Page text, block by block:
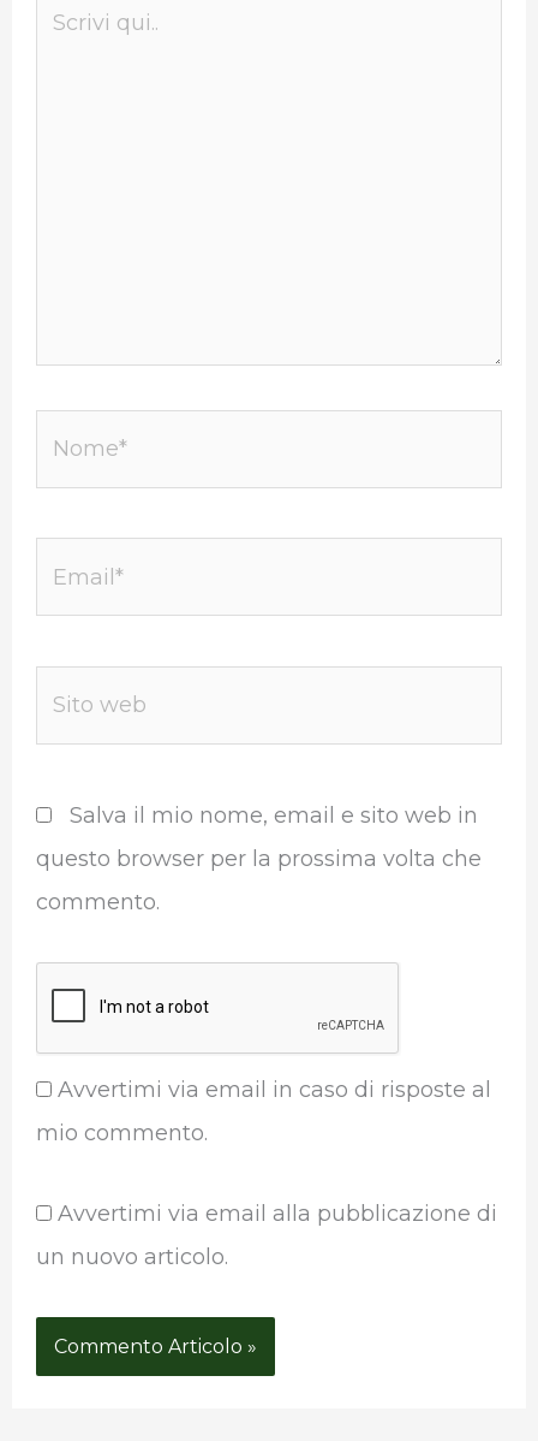
Salva il mio nome, email e sito web in
questo browser per la prossima volta che
commento.
Avvertimi via email in caso di risposte al
mio commento.
Avvertimi via email alla pubblicazione di
un nuovo articolo.